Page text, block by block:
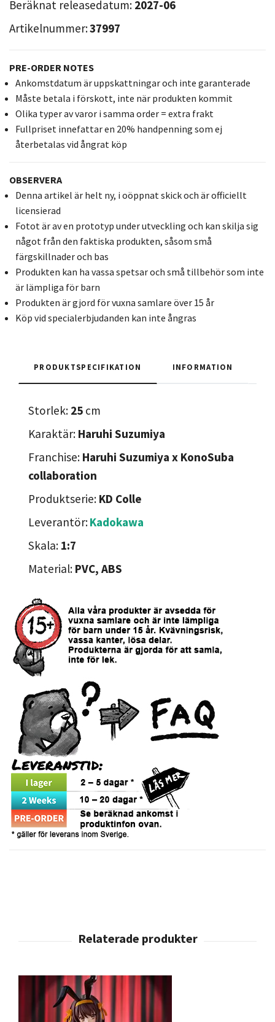
Beräknat releasedatum: 2027-06
Artikelnummer:37997
PRE-ORDER NOTES
Ankomstdatum är uppskattningar och inte garanterade
Måste betala i förskott, inte när produkten kommit
Olika typer av varor i samma order = extra frakt
Fullpriset innefattar en 20% handpenning som ej
återbetalas vid ångrat köp
OBSERVERA
Denna artikel är helt ny, i oöppnat skick och är officiellt
licensierad
Fotot är av en prototyp under utveckling och kan skilja sig
något från den faktiska produkten, såsom små
färgskillnader och bas
Produkten kan ha vassa spetsar och små tillbehör som inte
är lämpliga för barn
Produkten är gjord för vuxna samlare över 15 år
Köp vid specialerbjudanden kan inte ångras
PRODUKTSPECIFIKATION INFORMATION
Storlek: 25 cm
Karaktär: Haruhi Suzumiya
Franchise: Haruhi Suzumiya x KonoSuba
collaboration
Produktserie: KD Colle
Leverantör:Kadokawa
Skala: 1:7
Material: PVC, ABS